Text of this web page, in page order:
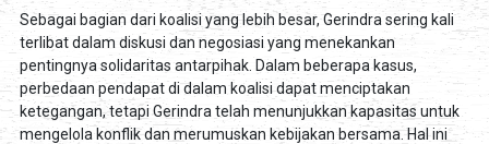
Sebagai bagian dari koalisi yang lebih besar, Gerindra sering kali
terlibat dalam diskusi dan negosiasi yang menekankan
pentingnya solidaritas antarpihak. Dalam beberapa kasus,
perbedaan pendapat di dalam koalisi dapat menciptakan
ketegangan, tetapi Gerindra telah menunjukkan kapasitas untuk
mengelola konflik dan merumuskan kebijakan bersama. Hal ini